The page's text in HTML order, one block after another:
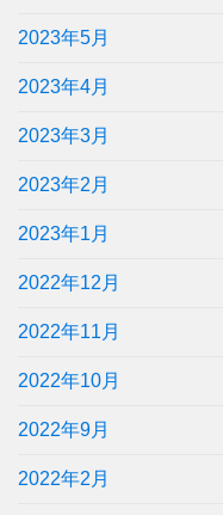
2023年5月
2023年4月
2023年3月
2023年2月
2023年1月
2022年12月
2022年11月
2022年10月
2022年9月
2022年2月